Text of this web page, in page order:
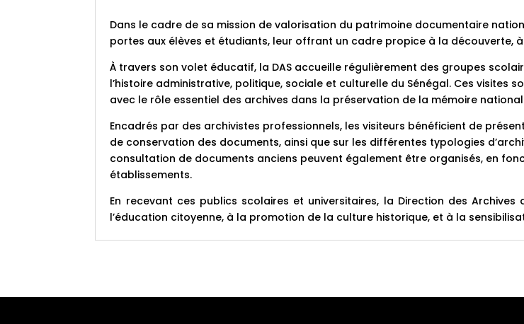
Dans le cadre de sa mission de valorisation du patrimoine documentaire
portes aux élèves et étudiants, leur offrant un cadre propice à la découverte,
À travers son volet éducatif, la DAS accueille régulièrement des groupes
l’histoire administrative, politique, sociale et culturelle du Sénégal. Ces visites
avec le rôle essentiel des archives dans la préservation de la mémoire
Encadrés par des archivistes professionnels, les visiteurs bénéficient de
de conservation des documents, ainsi que sur les différentes typologies
consultation de documents anciens peuvent également être organisés, en
établissements.
En recevant ces publics scolaires et universitaires, la Direction des
l’éducation citoyenne, à la promotion de la culture historique, et à la